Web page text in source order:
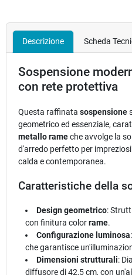
Descrizione Scheda
Sospensione
con rete protettiva
Questa raffinata sospensione
geometrico ed essenziale,
metallo rameche avvolge la
d'arredo perfetto per
calda e contemporanea.
Caratteristiche della
Design geometrico:
con finitura colorrame.
Configurazione luminosa
che garantisce
Dimensioni strutturali:
diffusore di 42,5 cm, con